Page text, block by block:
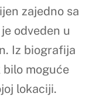
zajedno sa
odveden u
Iz biografija
bilo moguće
lokaciji.